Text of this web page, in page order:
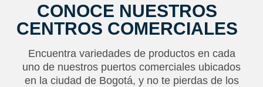
CONOCE NUESTROS
CENTROS COMERCIALES
Encuentra variedades de productos en cada
uno de nuestros puertos comerciales ubicados
en la ciudad de Bogotá, y no te pierdas de los